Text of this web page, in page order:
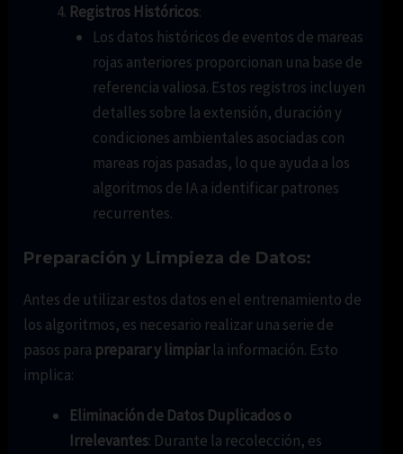
Registros Históricos:
Los datos históricos de eventos de mareas
rojas anteriores proporcionan una base de
referencia valiosa. Estos registros incluyen
detalles sobre la extensión, duración y
condiciones ambientales asociadas con
mareas rojas pasadas, lo que ayuda a los
algoritmos de IA a identificar patrones
recurrentes.
Preparación y Limpieza de Datos:
Antes de utilizar estos datos en el entrenamiento de
los algoritmos, es necesario realizar una serie de
pasos para preparar y limpiarla información. Esto
implica:
Eliminación de Datos Duplicados o
Irrelevantes: Durante la recolección, es